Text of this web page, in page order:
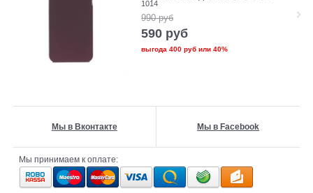
1014
990 руб
590 руб
выгода 400 рубили 40%
Мы в Вконтакте Мы в Facebook
Мы принимаем к оплате: